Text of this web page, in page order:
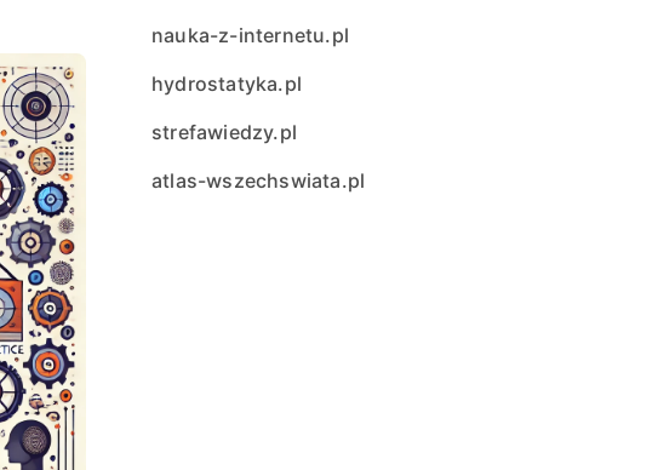
nauka-z-internetu.pl
hydrostatyka.pl
strefawiedzy.pl
atlas-wszechswiata.pl